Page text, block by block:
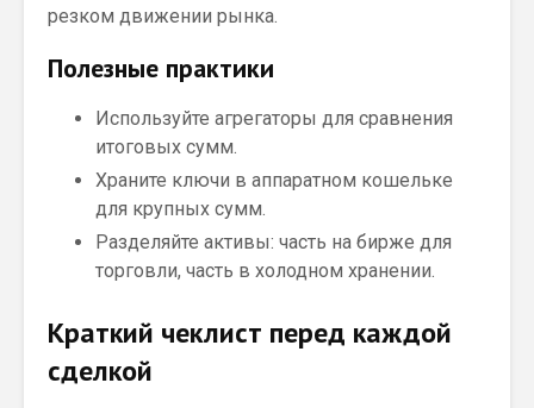
резком движении рынка.
Полезные практики
Используйте агрегаторы для сравнения
итоговых сумм.
Храните ключи в аппаратном кошельке
для крупных сумм.
Разделяйте активы: часть на бирже для
торговли, часть в холодном хранении.
Краткий чеклист перед каждой
сделкой